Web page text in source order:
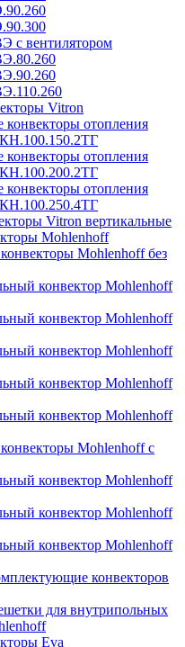
с вентилятором
Vitron
отопления
отопления
отопления
Vitron вертикальные
Mohlenhoff
Mohlenhoff без
конвектор Mohlenhoff
конвектор Mohlenhoff
конвектор Mohlenhoff
конвектор Mohlenhoff
конвектор Mohlenhoff
Mohlenhoff с
конвектор Mohlenhoff
конвектор Mohlenhoff
конвектор Mohlenhoff
конвекторов
для внутрипольных
Eva